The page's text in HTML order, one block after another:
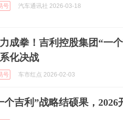
号 汽车通讯社 2026-03-18
成拳！吉利控股集团“一
化决战
号 车市红点 2026-02-03
个吉利”战略结硕果，